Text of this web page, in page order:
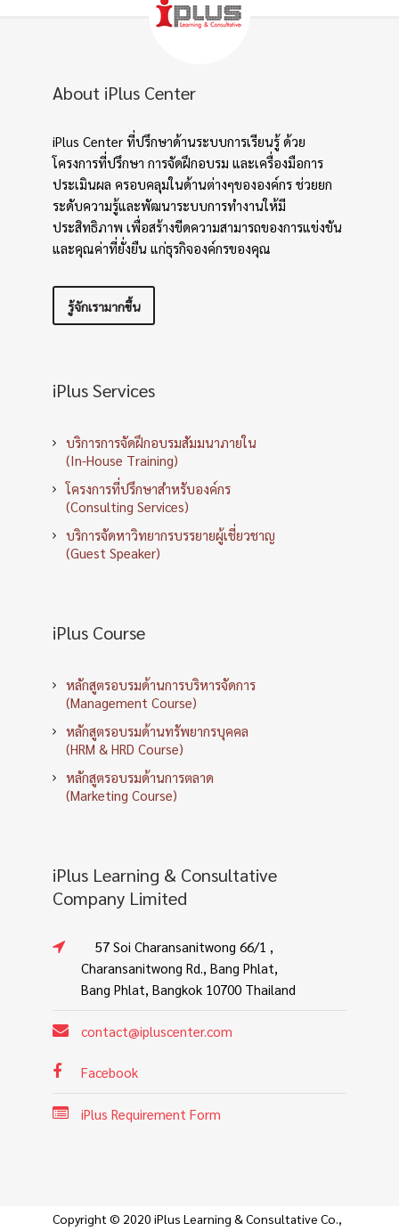
About iPlus Center
iPlus Center ที่ปรึกษาด้านระบบการเรียนรู้ ด้วย
โครงการที่ปรึกษา การจัดฝึกอบรม และเครื่องมือการ
ประเมินผล ครอบคลุมในด้านต่างๆขององค์กร ช่วยยก
ระดับความรู้และพัฒนาระบบการทำงานให้มี
ประสิทธิภาพ เพื่อสร้างขีดความสามารถของการแข่งขัน
และคุณค่าที่ยั่งยืน แก่ธุรกิจองค์กรของคุณ
รู้จักเรามากขึ้น
iPlus Services
บริการการจัดฝึกอบรมสัมมนาภายใน
(In-House Training)
โครงการที่ปรึกษาสำหรับองค์กร
(Consulting Services)
บริการจัดหาวิทยากรบรรยายผู้เชี่ยวชาญ
(Guest Speaker)
iPlus Course
หลักสูตรอบรมด้านการบริหารจัดการ
(Management Course)
หลักสูตรอบรมด้านทรัพยากรบุคคล
(HRM & HRD Course)
หลักสูตรอบรมด้านการตลาด
(Marketing Course)
iPlus Learning & Consultative
Company Limited
57 Soi Charansanitwong 66/1 ,
Charansanitwong Rd., Bang Phlat,
Bang Phlat, Bangkok 10700 Thailand
contact@ipluscenter.com
Facebook
iPlus Requirement Form
Copyright © 2020 iPlus Learning & Consultative Co.,